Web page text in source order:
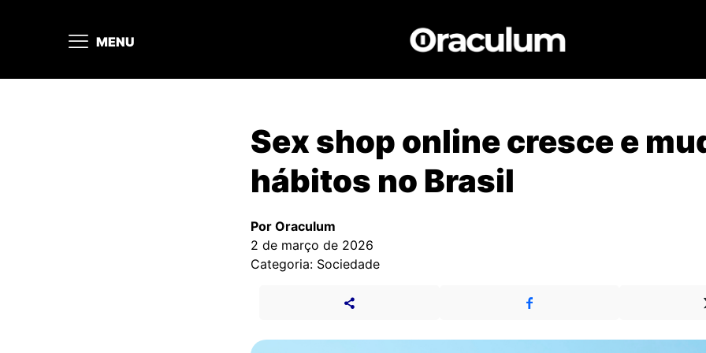
MENU
Sex shop online cresce e
hábitos no Brasil
Por Oraculum
2 de março de 2026
Categoria: Sociedade